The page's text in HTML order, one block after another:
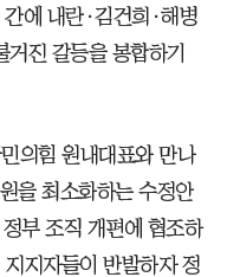
에 내란·김건희·해병
진 갈등을 봉합하기
의힘 원내대표와 만나
을 최소화하는 수정안
부 조직 개편에 협조하
지자들이 반발하자 정